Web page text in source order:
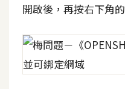
開啟後，再按右下角的